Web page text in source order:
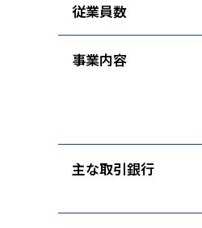
従業員数
事業内容
主な取引銀行